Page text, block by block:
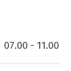
07.00 - 11.00